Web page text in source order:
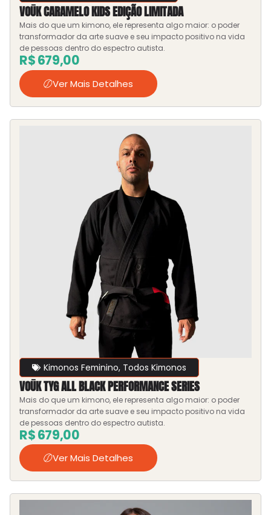
VOŪK CARAMELO KIDS EDIÇÃO LIMITADA
Mais do que um kimono, ele representa algo maior: o poder
transformador da arte suave e seu impacto positivo na vida
de pessoas dentro do espectro autista.
R$679,00
Ver Mais Detalhes
Kimonos Feminino, Todos Kimonos
VOŪK TYG ALL BLACK PERFORMANCE SERIES
Mais do que um kimono, ele representa algo maior: o poder
transformador da arte suave e seu impacto positivo na vida
de pessoas dentro do espectro autista.
R$679,00
Ver Mais Detalhes